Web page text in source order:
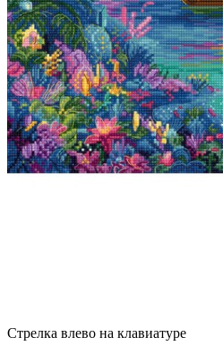
Стрелка влево на клавиатуре